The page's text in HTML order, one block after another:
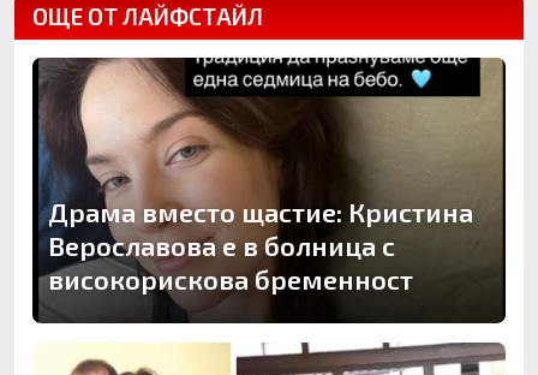
ОЩЕ ОТ ЛАЙФСТАЙЛ
Драма вместо щастие: Кристина
Верославова е в болница с
високорискова бременност